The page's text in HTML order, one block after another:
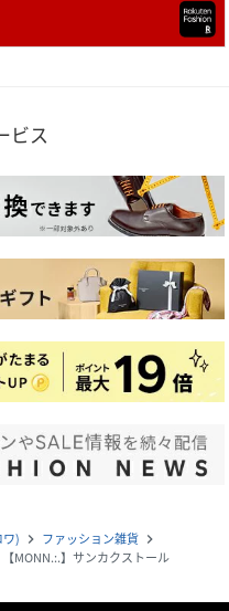
ビス
ワ) navigate_next ファッション雑貨 navigate_next
【MONN.:.】サンカクストール